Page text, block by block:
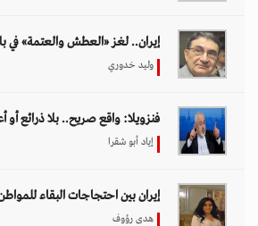
إيران.. لغز «العطش والعتمة» في
وليد خدوري
فنزويلا: واقع صريح.. بلا ذرائع أو
إياد أبو شقرا
إيران بين احتجاجات البقاء
هدى رؤوف